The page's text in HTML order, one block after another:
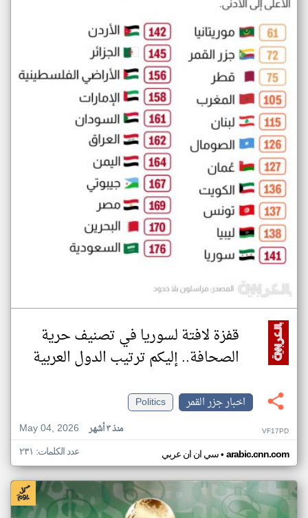
قفزة لافتة لسوريا في تصنيف حرية
الصحافة.. إليكم ترتيب الدول العربية
اخبار جزر القمر
Politics
May 04, 2026
منذ ٣ أشهر VF17PD
سي ان ان عربي• arabic.cnn.com عدد الكلمات: ٢٣١